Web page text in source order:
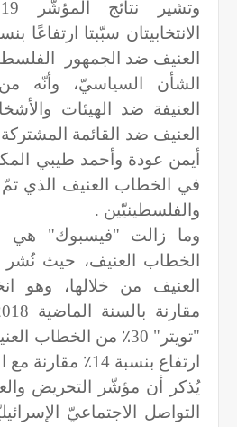
العنيف ضد الجمهور
الشأن السياسيّ، وأنّه
العنيفة ضد الهيئات
العنيف ضد القائمة
أيمن عودة وأحمد طيبي
في الخطاب العنيف الذي
والفلسطينيّين .
وما زالت "فيسبوك" هي
"تويتر" 30٪ من
ارتفاع بنسبة 14٪ مقارنة مع السنة الماضية.
يُذكر أن مؤشّر التحريض
التواصل الاجتماعيّ